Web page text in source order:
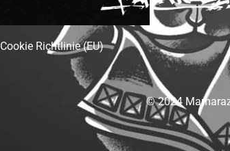
Cookie Richtlinie (EU)
© 2024